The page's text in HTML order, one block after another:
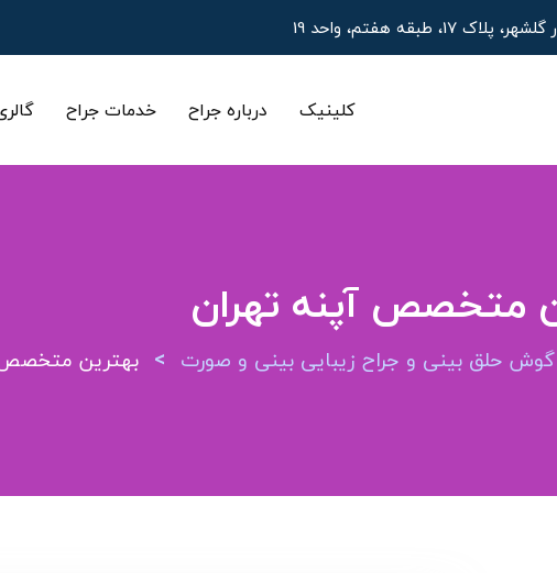
طبقه هفتم، واحد 19
کلینیک درباره جراح خدمات جراح
متخصص آپنه تهران
حلق بینی و جراح زیبایی بینی و صورت > بهترین متخصص